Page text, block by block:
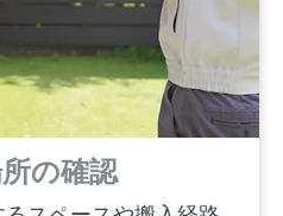
の確認